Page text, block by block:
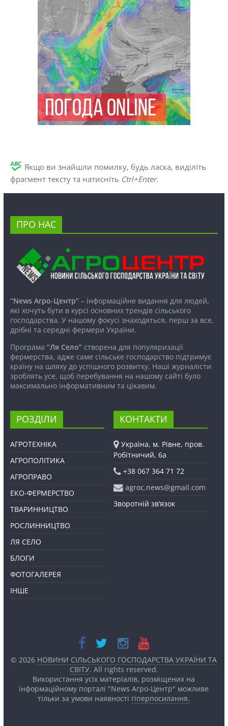
Якщо ви знайшли помилку, будь ласка, виділіть
фрагмент тексту та натисніть Ctrl+Enter.
ПРО НАС
“News Агро-Центр”– інформаційне видання для людей,
які хочуть бути в курсі основних трендів сільського
господарства. У нашому фокусі знаходяться, перш за все,
дрібні та середні фермери України.
Програма “Ля Село”створена для популяризації
фермерства, адже саме сільське господарство підтримує
країну на шляху до успішного розвитку. Наші журналісти
зроблять усе, щоб перебування на нашому сайті було
максимально інформативним та цікавим.
РОЗДІЛИ
АГРОТЕХНІКА
АГРОПОЛІТИКА
АГРОПРАВО
ЕКО-ФЕРМЕРСТВО
ТВАРИННИЦТВО
РОСЛИННИЦТВО
ЛЯ СЕЛО
БЛОГИ
ФОТОГАЛЕРЕЯ
ІНШЕ
КОНТАКТИ
Україна, м. Рівне, пров.
Робітничий, 6а
+38 067 364 71 72
agroc.news@gmail.com
Зворотній зв’язок
© 2026 НОВИНИ СІЛЬСЬКОГО ГОСПОДАРСТВА УКРАЇНИ ТА
СВІТУ. All rights reserved.
Використання усіх матеріалів, розміщених на
інформаційному порталі "News Агро-Центр" можливе
тільки за умови наявності гіперпосилання.